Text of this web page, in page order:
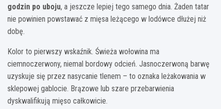
godzin po uboju, a jeszcze lepiej tego samego dnia. Żaden tatar
nie powinien powstawać z mięsa leżącego w lodówce dłużej niż
dobę.
Kolor to pierwszy wskaźnik. Świeża wołowina ma
ciemnoczerwony, niemal bordowy odcień. Jasnoczerwoną barwę
uzyskuje się przez nasycanie tlenem – to oznaka leżakowania w
sklepowej gablocie. Brązowe lub szare przebarwienia
dyskwalifikują mięso całkowicie.